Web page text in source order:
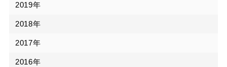
2019年
2018年
2017年
2016年